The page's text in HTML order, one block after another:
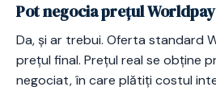
Pot negocia prețul
Da, și ar trebui. Oferta standard
prețul final. Prețul real se obține
negociat, în care plătiți costul